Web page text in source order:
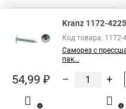
Kranz 1172-
Код товара: 1172-
Саморез с
пак...
54,99 ₽ – +
0 0